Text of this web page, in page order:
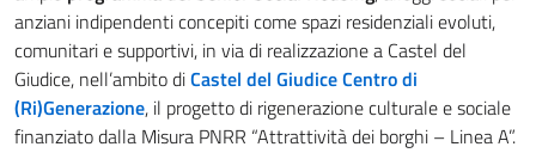
anziani indipendenti concepiti come spazi residenziali evoluti,
comunitari e supportivi, in via di realizzazione a Castel del
Giudice, nell’ambito diCastel del Giudice Centro di
(Ri)Generazione, il progetto di rigenerazione culturale e sociale
finanziato dalla Misura PNRR “Attrattività dei borghi – Linea A”.